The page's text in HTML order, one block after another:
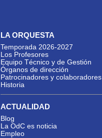
LA ORQUESTA
Temporada 2026-2027
Los Profesores
Equipo Técnico y de Gestión
Órganos de dirección
Patrocinadores y colaboradores
Historia
ACTUALIDAD
Blog
La OdC es noticia
Empleo